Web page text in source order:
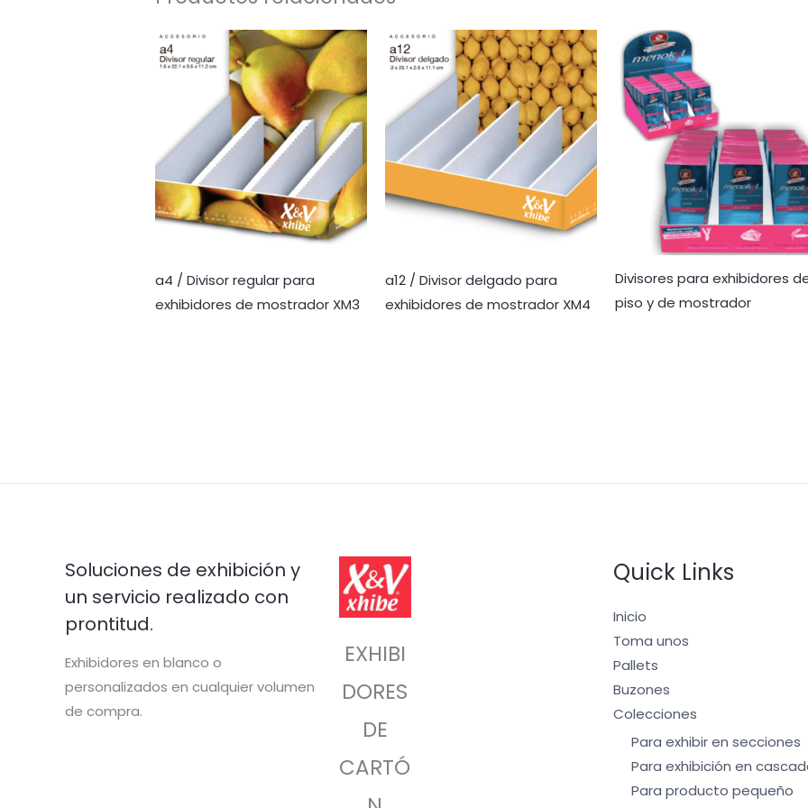
a4 / Divisor regular para
exhibidores de mostrador XM3
a12 / Divisor delgado para
exhibidores de mostrador XM4
Divisores para exhibidores
piso y de mostrador
Soluciones de exhibición y
un servicio realizado con
prontitud.
Exhibidores en blanco o
personalizados en cualquier volumen
de compra.
EXHIBI
DORES
DE
CARTÓ
Quick Links
Inicio
Toma unos
Pallets
Buzones
Colecciones
Para exhibir en secciones
Para exhibición en
Para producto pequeño